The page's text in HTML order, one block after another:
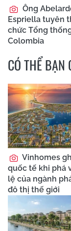
Ông
Espriella tuyên
chức Tổng
Colombia
CÓ THỂ BẠN
Vinhomes
quốc tế khi phá
lệ của ngành
đô thị thế giới